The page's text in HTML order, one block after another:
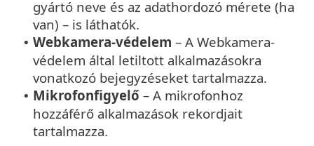
gyártó neve és az adathordozó mérete (ha
van) – is láthatók.
• Webkamera-védelem – A Webkamera-
védelem által letiltott alkalmazásokra
vonatkozó bejegyzéseket tartalmazza.
• Mikrofonfigyelő – A mikrofonhoz
hozzáférő alkalmazások rekordjait
tartalmazza.